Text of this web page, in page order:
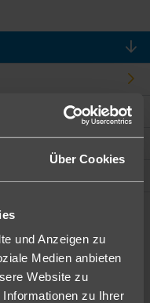
Über Cookies
und Anzeigen zu
Medien anbieten
Website zu
zu Ihrer
Nur Hotel